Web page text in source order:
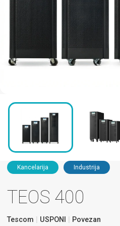
Kancelarija Industrija
TEOS 400
Tescom USPONI Povezan